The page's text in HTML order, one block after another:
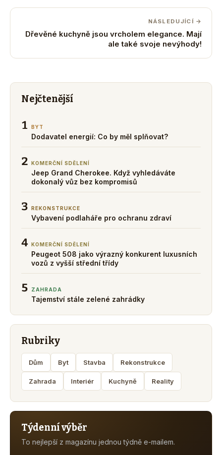
NÁSLEDUJÍCÍ →
Dřevěné kuchyně jsou vrcholem elegance. Mají
ale také svoje nevýhody!
Nejčtenější
1 BYT
Dodavatel energií: Co by měl splňovat?
2 KOMERČNÍ SDĚLENÍ
Jeep Grand Cherokee. Když vyhledáváte
dokonalý vůz bez kompromisů
3 REKONSTRUKCE
Vybavení podlaháře pro ochranu zdraví
4 KOMERČNÍ SDĚLENÍ
Peugeot 508 jako výrazný konkurent luxusních
vozů z vyšší střední třídy
5 ZAHRADA
Tajemství stále zelené zahrádky
Rubriky
Dům Byt Stavba Rekonstrukce
Zahrada Interiér Kuchyně Reality
Týdenní výběr
To nejlepší z magazínu jednou týdně e-mailem.